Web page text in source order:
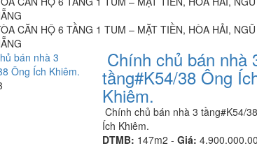
Chính chủ bán nhà
tầng#K54/38 Ông
Khiêm.
Chính chủ bán nhà 3 tầng#K54/
Ích Khiêm.
DTMB: 147m2 - Giá: